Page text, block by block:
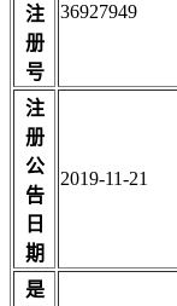
注
册
号
36927949
注
册
公
告
日
期
2019-11-21
是